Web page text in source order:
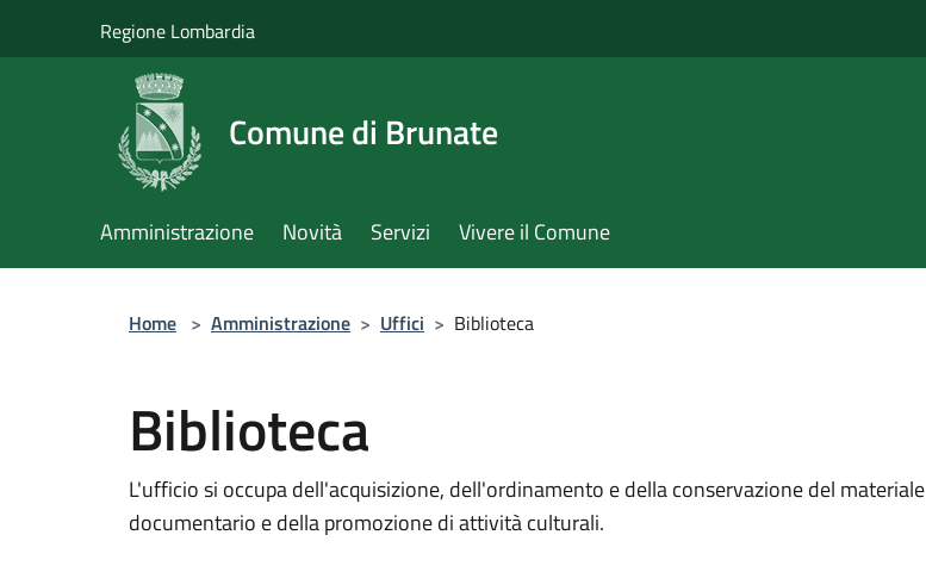
Regione Lombardia
Comune di Brunate
Amministrazione Novità Servizi Vivere il Comune
Home > Amministrazione > Uffici > Biblioteca
Biblioteca
L'ufficio si occupa dell'acquisizione, dell'ordinamento e della conservazione del materiale
documentario e della promozione di attività culturali.